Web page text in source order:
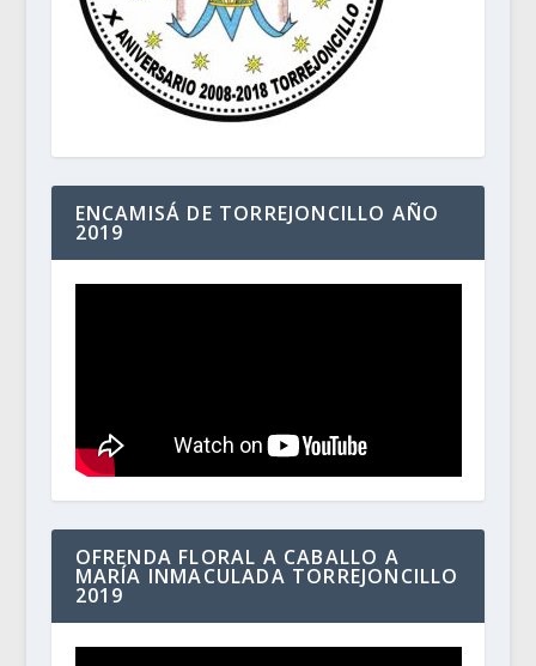
ENCAMISÁ DE TORREJONCILLO AÑO
2019
OFRENDA FLORAL A CABALLO A
MARÍA INMACULADA TORREJONCILLO
2019